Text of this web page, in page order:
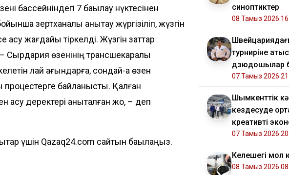
бассейніндегі 7 бақылау нүктесінен
зертханалық анықтау жүргізіліп, жүзгін
жағдайы тіркелді. Жүзгін заттар
өзенінің трансшекаралық
лай ағындарға, сондай-ақ өзен
процестерге байланысты. Қалған
деректері анықталған жоқ, – деп
үшін Qazaq24.com сайтын бақылаңыз.
синоптиктер
08 Тамыз 2026
турниріне
дзюдошылар
07 Тамыз 2026
Шымкенттік
кездесуде
креативті
мәселесі
07 Тамыз 2026
Келешегі мол
08 Тамыз 2026